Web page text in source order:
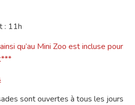
11h
qu’au Mini Zoo est incluse pour
sont ouvertes à tous les jours